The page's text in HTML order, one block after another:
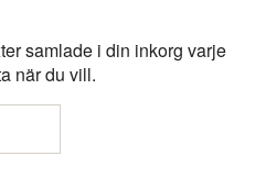
samlade i din inkorg varje
när du vill.